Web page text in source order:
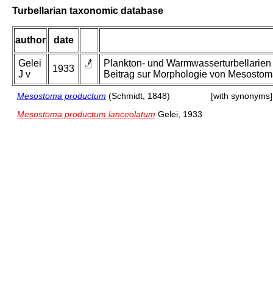
Turbellarian taxonomic database
author date
Gelei
J v
1933
Plankton- und
Beitrag sur Morphologie von
Mesostoma productum (Schmidt, 1848)
[with synonyms]
Mesostoma productum lanceolatum Gelei, 1933